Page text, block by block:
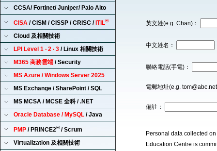
CCSA/ Fortinet/ Juniper/ Palo Alto
CISA / CISM / CISSP / CRISC / ITIL®
Cloud 及相關技術
LPI Level 1 ‧ 2 ‧ 3 / Linux 相關技術
M365 商務雲端 / Security
MS Azure / Windows Server 2025
MS Exchange / SharePoint / SQL
MS MCSA / MCSE 全科 / .NET
Oracle Database / MySQL / Java
PMP / PRINCE2®/ Scrum
Virtualization 及相關技術
英文姓(e.g. Chan)：
中文姓名：
聯絡電話(手電)：
電郵地址(e.g.
備註：
Personal data collected
Education Centre is